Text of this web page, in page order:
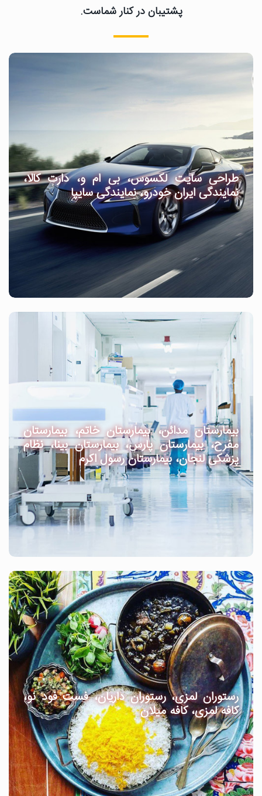
پشتیبان در کنار شماست.
طراحی سایت لکسوس، بی ام و، دارت کالا،
نمایندگی ایران خودرو، نمایندگی سایپا
بیمارستان مدائن، بیمارستان خاتم، بیمارستان
مفرح، بیمارستان پارس، بیمارستان بینا، نظام
پزشکی لنجان، بیمارستان رسول اکرم
رستوران لمزی، رستوران داریان، فست فود نو،
کافه لمزی، کافه میلان